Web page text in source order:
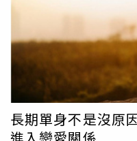
以耐力著稱；味全龍派
勝慾旺盛的勛雞搭配韓
悍將則由團長TRAVIS與
人與跑步王者組成最被看
還有顏值與實力兼具的「
尖學府的女性，將專業
限，完美詮釋「腦力＋體
瑜自信喊話要顛覆外界印
長期單身不是沒原